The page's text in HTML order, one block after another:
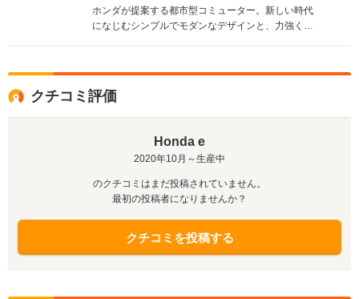
ホンダが提案する都市型コミューター。新しい時代
になじむシンプルでモダンなデザインと、力強くク
ラクターが与えられた。インテリアでは、世界初と
なる5つのスクリーンを水平配置するワイドビジョン
インストルメントパネルを採用。運転席や助手席で
それぞれ表示機能を選択したり、左右のアプリを入
を確保できるよう、サイド／センターカメラミラー
システムも搭載。専用のボディ骨格、ホンダセンシ
ングの採用など、安全装備も充実している。リアに
モーターを配置することによる力強い加速と、最小
クチコミ評価
Honda e
2020年10月～生産中
のクチコミはまだ投稿されていません。
最初の投稿者になりませんか？
クチコミを投稿する